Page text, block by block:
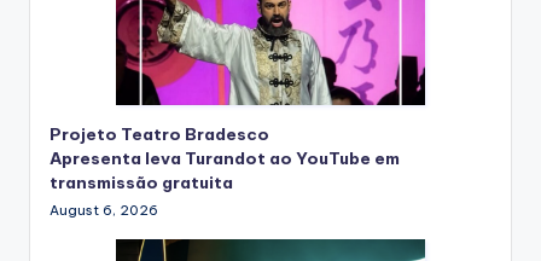
Projeto Teatro Bradesco
Apresenta leva Turandot ao YouTube em
transmissão gratuita
August 6, 2026